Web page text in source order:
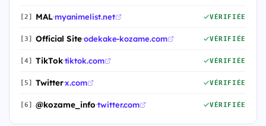
[2] MAL·myanimelist.net VÉRIFIÉE
[3] Official Site·odekake-kozame.com VÉRIFIÉE
[4] TikTok·tiktok.com VÉRIFIÉE
[5] Twitter·x.com VÉRIFIÉE
[6] @kozame_info·twitter.com VÉRIFIÉE